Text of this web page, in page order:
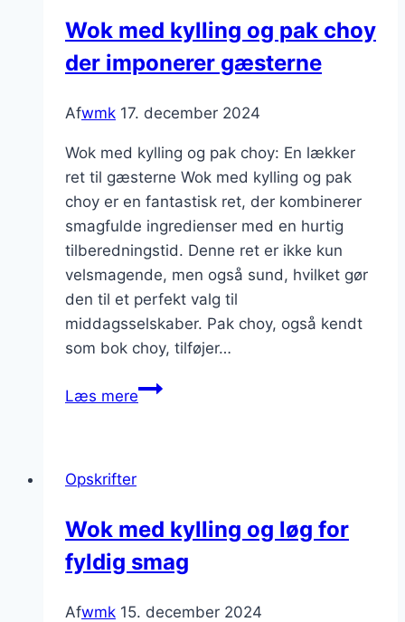
Wok med kylling og pak choy
der imponerer gæsterne
Afwmk 17. december 2024
Wok med kylling og pak choy: En lækker
ret til gæsterne Wok med kylling og pak
choy er en fantastisk ret, der kombinerer
smagfulde ingredienser med en hurtig
tilberedningstid. Denne ret er ikke kun
velsmagende, men også sund, hvilket gør
den til et perfekt valg til
middagsselskaber. Pak choy, også kendt
som bok choy, tilføjer…
Læs mereWok
der
imponerer
Opskrifter
Wok med kylling og løg for
fyldig smag
Afwmk 15. december 2024